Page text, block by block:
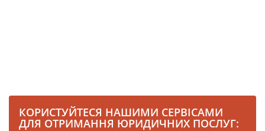
КОРИСТУЙТЕСЯ НАШИМИ СЕРВІСАМИ
ДЛЯ ОТРИМАННЯ ЮРИДИЧНИХ ПОСЛУГ: